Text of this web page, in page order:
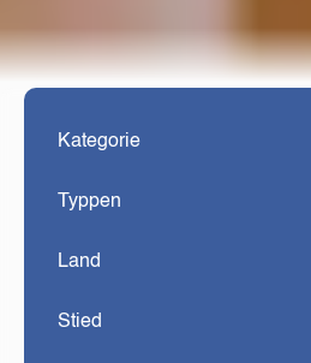
Kategorie
Typpen
Land
Stied